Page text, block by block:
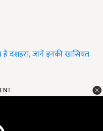
दशहरा, जानें इनकी खासियत